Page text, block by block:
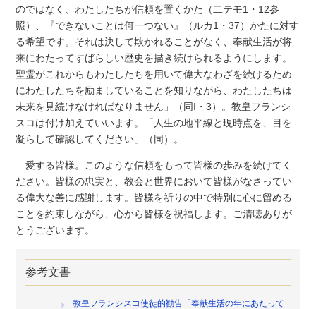
のではなく、わたしたちが信頼を置くかた（二テモ1・12参
照）、『できないことは何一つない』（ルカ1・37）かたに対す
る希望です。それは決して欺かれることがなく、奉献生活が将
来にわたってすばらしい歴史を描き続けられるようにします。
聖霊がこれからもわたしたちを用いて偉大なわざを続けるため
にわたしたちを励ましていることを知りながら、わたしたちは
未来を見続けなければなりません」（同I・3）。教皇フランシ
スコは付け加えていいます。「人生の地平線と現時点を、目を
凝らして確認してください」（同）。
愛する皆様。このような信頼をもって皆様の歩みを続けてく
ださい。皆様の忠実と、教会と世界において皆様がなさってい
る偉大な善に感謝します。皆様を祈りの中で特別に心に留める
ことを約束しながら、心から皆様を祝福します。ご清聴ありが
とうございます。
参考文書
教皇フランシスコ使徒的勧告「奉献生活の年にあたって